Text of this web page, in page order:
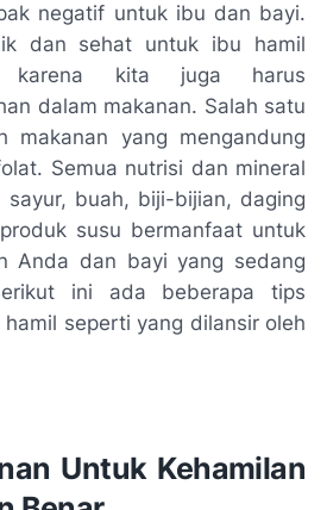
negatif untuk ibu dan bayi.
dan sehat untuk ibu hamil
karena kita juga harus
dalam makanan. Salah satu
makanan yang mengandung
Semua nutrisi dan mineral
buah, biji-bijian, daging
susu bermanfaat untuk
Anda dan bayi yang sedang
ini ada beberapa tips
seperti yang dilansir oleh
Untuk Kehamilan